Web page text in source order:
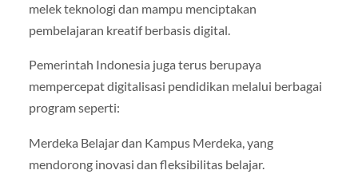
melek teknologi dan mampu menciptakan
pembelajaran kreatif berbasis digital.
Pemerintah Indonesia juga terus berupaya
mempercepat digitalisasi pendidikan melalui berbagai
program seperti:
Merdeka Belajar dan Kampus Merdeka, yang
mendorong inovasi dan fleksibilitas belajar.